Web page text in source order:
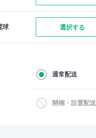
球 選択する
通常配送
開梱・設置配送